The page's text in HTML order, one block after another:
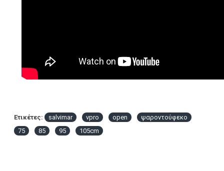
Ετικέτες: salvimar vpro open
ψαροντούφεκο
75
85 95 105cm